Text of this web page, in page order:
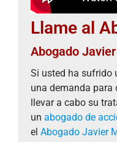
Llame al
Abogado
Si usted ha sufrido
una demanda para
llevar a cabo su
un abogado de
el Abogado Javier